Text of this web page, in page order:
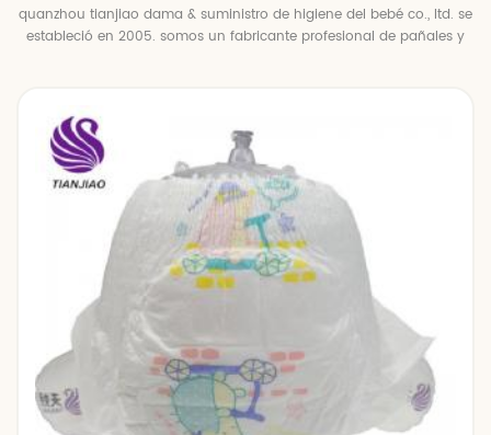
quanzhou tianjiao dama & suministro de higiene del bebé co., ltd. se
estableció en 2005. somos un fabricante profesional de pañales y